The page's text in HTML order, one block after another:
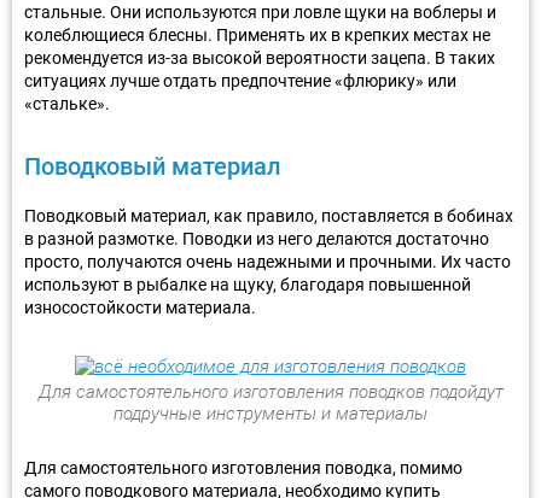
стальные. Они используются при ловле щуки на воблеры и
колеблющиеся блесны. Применять их в крепких местах не
рекомендуется из-за высокой вероятности зацепа. В таких
ситуациях лучше отдать предпочтение «флюрику» или
«стальке».
Поводковый материал
Поводковый материал, как правило, поставляется в бобинах
в разной размотке. Поводки из него делаются достаточно
просто, получаются очень надежными и прочными. Их часто
используют в рыбалке на щуку, благодаря повышенной
износостойкости материала.
Для самостоятельного изготовления поводков подойдут
подручные инструменты и материалы
Для самостоятельного изготовления поводка, помимо
самого поводкового материала, необходимо купить